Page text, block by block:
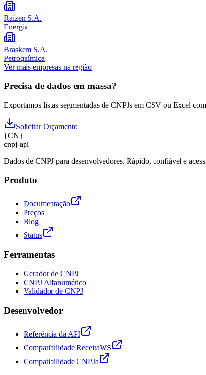
Raízen S.A.
Energia
Braskem S.A.
Petroquímica
Ver mais empresas na região
Precisa de dados em massa?
Exportamos listas segmentadas de CNPJs em CSV ou Excel
Solicitar Orçamento
{CN}
cnpj-api
Dados de CNPJ para desenvolvedores. Rápido, confiável e
Produto
Documentação
Preços
Blog
Status
Ferramentas
Gerador de CNPJ
CNPJ Alfanumérico
Validador de CNPJ
Desenvolvedor
Referência da API
Compatibilidade ReceitaWS
Compatibilidade CNPJa